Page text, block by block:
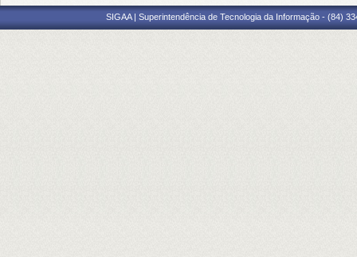
SIGAA | Superintendência de Tecnologia da Informação - (84)